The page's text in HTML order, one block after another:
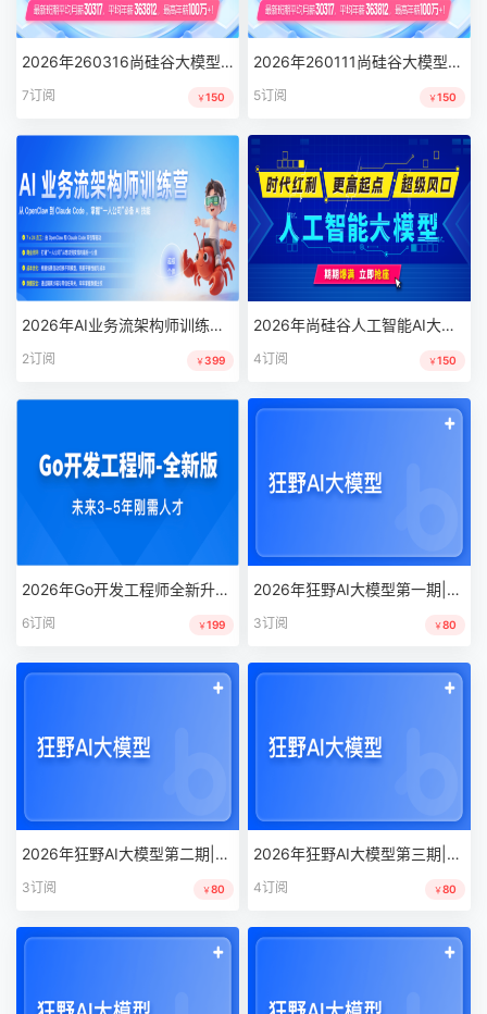
2026年260316尚硅谷大模型武汉首期极速版同步班
7订阅 ￥150
2026年260111尚硅谷大模型首期线上智能体
5订阅 ￥150
2026年AI业务流架构师训练营|极客时间训练营|MP4
2订阅 ￥399
2026年尚硅谷人工智能AI大模型20250915|完结|MP4
4订阅 ￥150
2026年Go开发工程师全新升级版[包含电子书]|MK|完结|MP4
6订阅 ￥199
2026年狂野AI大模型第一期|HM|MP4
3订阅 ￥80
2026年狂野AI大模型第二期|HM|MP4
3订阅 ￥80
2026年狂野AI大模型第三期|HM|MP4
4订阅 ￥80